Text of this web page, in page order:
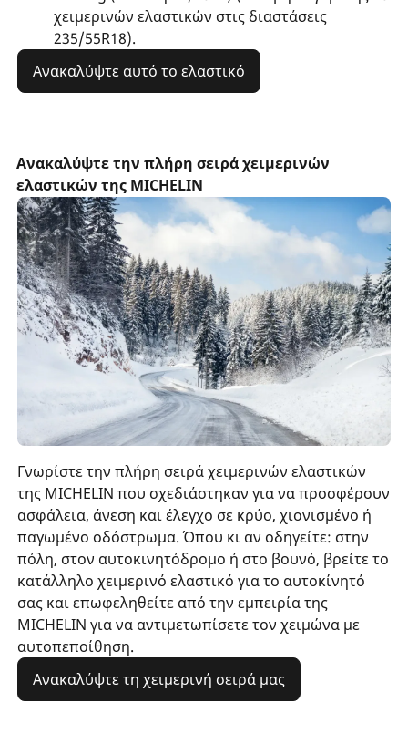
χειμερινών ελαστικών στις διαστάσεις
235/55R18).
Ανακαλύψτε αυτό το ελαστικό
Ανακαλύψτε την πλήρη σειρά χειμερινών
ελαστικών της MICHELIN
Γνωρίστε την πλήρη σειρά χειμερινών ελαστικών
της MICHELIN που σχεδιάστηκαν για να προσφέρουν
ασφάλεια, άνεση και έλεγχο σε κρύο, χιονισμένο ή
παγωμένο οδόστρωμα. Όπου κι αν οδηγείτε: στην
πόλη, στον αυτοκινητόδρομο ή στο βουνό, βρείτε το
κατάλληλο χειμερινό ελαστικό για το αυτοκίνητό
σας και επωφεληθείτε από την εμπειρία της
MICHELIN για να αντιμετωπίσετε τον χειμώνα με
αυτοπεποίθηση.
Ανακαλύψτε τη χειμερινή σειρά μας